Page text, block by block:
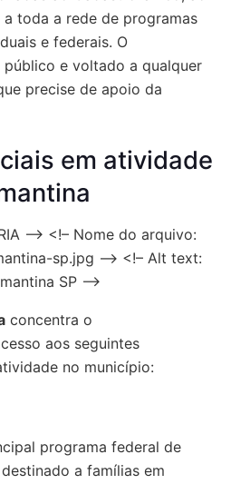
a toda a rede de programas
e federais. O
e voltado a qualquer
precise de apoio da
em atividade
–> <!– Nome do arquivo:
sp.jpg –> <!– Alt text:
SP –>
concentra o
aos seguintes
no município:
programa federal de
a famílias em